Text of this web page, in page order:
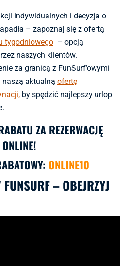
indywidualnych i decyzja o
– zapoznaj się z ofertą
tygodniowego – opcją
naszych klientów.
za granicą z FunSurf’owymi
aktualną ofertę
by spędzić najlepszy urlop
ZA REZERWACJĘ
ONLINE!
ONLINE10
– OBEJRZYJ